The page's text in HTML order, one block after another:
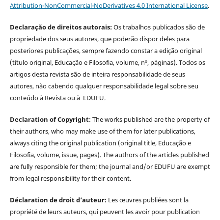
Attribution-NonCommercial-NoDerivatives 4.0 International License.
Declaração de direitos autorais:Os trabalhos publicados são de
propriedade dos seus autores, que poderão dispor deles para
posteriores publicações, sempre fazendo constar a edição original
(título original, Educação e Filosofia, volume, nº, páginas). Todos os
artigos desta revista são de inteira responsabilidade de seus
autores, não cabendo qualquer responsabilidade legal sobre seu
conteúdo à Revista ou à EDUFU.
Declaration of Copyright: The works published are the property of
their authors, who may make use of them for later publications,
always citing the original publication (original title, Educação e
Filosofia, volume, issue, pages). The authors of the articles published
are fully responsible for them; the journal and/or EDUFU are exempt
from legal responsibility for their content.
Déclaration de droit d’auteur: Les œuvres publiées sont la
propriété de leurs auteurs, qui peuvent les avoir pour publication